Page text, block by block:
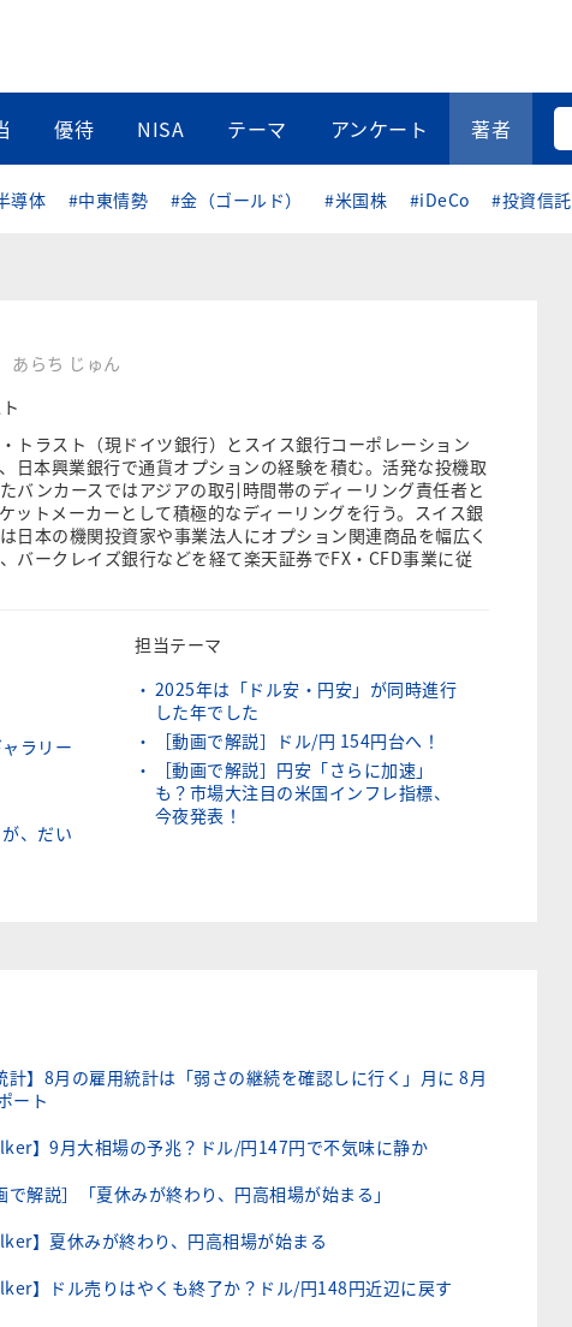
優待 NISA テーマ アンケート 著者
導体 #中東情勢 #金（ゴールド） #米国株 #iDeCo #投資信託
あらち じゅん
トラスト（現ドイツ銀行）とスイス銀行コーポレーション
、日本興業銀行で通貨オプションの経験を積む。活発な投機取
バンカースではアジアの取引時間帯のディーリング責任者と
ットメーカーとして積極的なディーリングを行う。スイス銀
日本の機関投資家や事業法人にオプション関連商品を幅広く
バークレイズ銀行などを経て楽天証券でFX・CFD事業に従
ラリー
、だい
担当テーマ
2025年は「ドル安・円安」が同時進行
した年でした
［動画で解説］ドル/円 154円台へ！
［動画で解説］円安「さらに加速」
も？市場大注目の米国インフレ指標、
今夜発表！
計】8月の雇用統計は「弱さの継続を確認しに行く」月に 8月
ート
】9月大相場の予兆？ドル/円147円で不気味に静か
で解説］「夏休みが終わり、円高相場が始まる」
】夏休みが終わり、円高相場が始まる
】ドル売りはやくも終了か？ドル/円148円近辺に戻す